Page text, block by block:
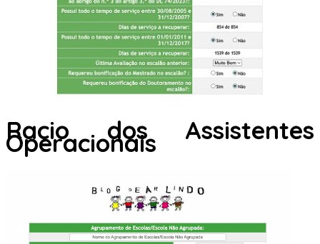
Racio dos Assistentes
Operacionais